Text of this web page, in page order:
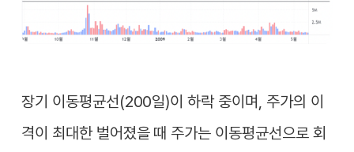
장기 이동평균선(200일)이 하락 중이며, 주가의 이
격이 최대한 벌어졌을 때 주가는 이동평균선으로 회